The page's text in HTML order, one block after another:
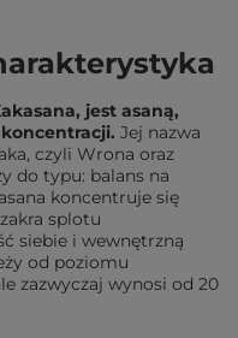
jest asaną,
Jej nazwa
czyli Wrona oraz
do typu: balans na
koncentruje się
splotu
siebie i wewnętrzną
od poziomu
zazwyczaj wynosi od 20